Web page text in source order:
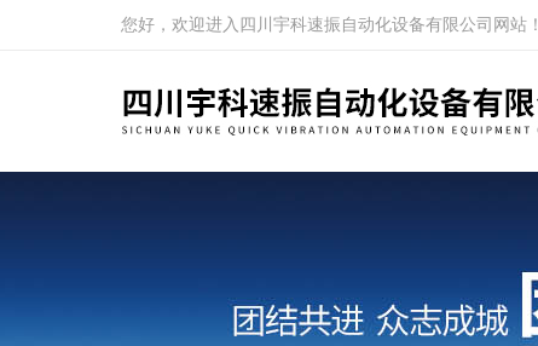
您好，欢迎进入四川宇科速振自动化设备有限公司网站！